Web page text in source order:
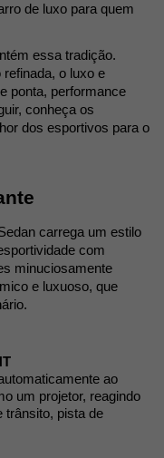
de luxo para quem
essa tradição.
o luxo e
ponta, performance
conheça os
dos esportivos para o
carrega um estilo
com
minuciosamente
e luxuoso, que
ao
um projetor, reagindo
trânsito, pista de